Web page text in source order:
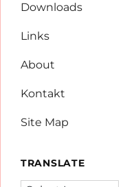
Downloads
Links
About
Kontakt
Site Map
TRANSLATE